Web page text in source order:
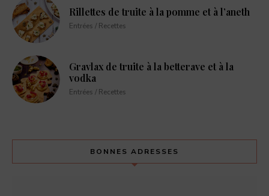
Rillettes de truite à la pomme et à l’aneth
Entrées / Recettes
Gravlax de truite à la betterave et à la
vodka
Entrées / Recettes
BONNES ADRESSES